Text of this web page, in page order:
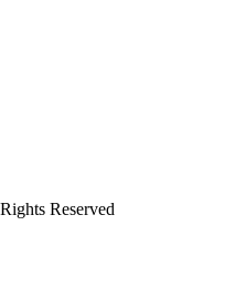
Reserved